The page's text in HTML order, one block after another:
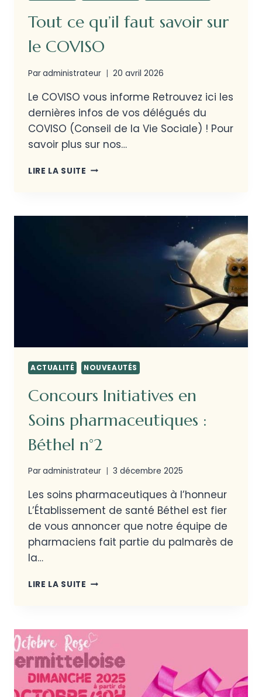
Tout ce qu’il faut savoir sur
le COVISO
Paradministrateur 20 avril 2026
Le COVISO vous informe Retrouvez ici les
dernières infos de vos délégués du
COVISO (Conseil de la Vie Sociale) ! Pour
savoir plus sur nos…
LIRE LA SUITE
ACTUALITÉ NOUVEAUTÉS
Concours Initiatives en
Soins pharmaceutiques :
Béthel n°2
Paradministrateur 3 décembre 2025
Les soins pharmaceutiques à l’honneur
L’Établissement de santé Béthel est fier
de vous annoncer que notre équipe de
pharmaciens fait partie du palmarès de
la…
LIRE LA SUITE